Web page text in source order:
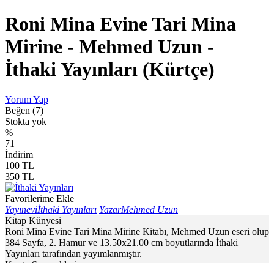
Roni Mina Evine Tari Mina
Mirine - Mehmed Uzun -
İthaki Yayınları (Kürtçe)
Yorum Yap
Beğen (7)
Stokta yok
%
71
İndirim
100 TL
350 TL
Favorilerime Ekle
Yayıneviİthaki Yayınları YazarMehmed Uzun
Kitap Künyesi
Roni Mina Evine Tari Mina Mirine Kitabı, Mehmed Uzun eseri olup
384 Sayfa, 2. Hamur ve 13.50x21.00 cm boyutlarında İthaki
Yayınları tarafından yayımlanmıştır.